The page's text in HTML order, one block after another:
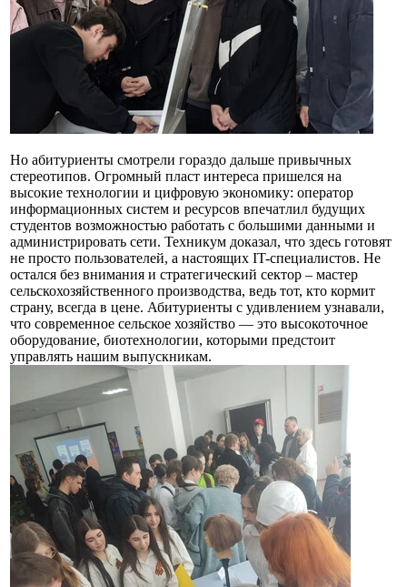
Но абитуриенты смотрели гораздо дальше привычных
стереотипов. Огромный пласт интереса пришелся на
высокие технологии и цифровую экономику: оператор
информационных систем и ресурсов впечатлил будущих
студентов возможностью работать с большими данными и
администрировать сети. Техникум доказал, что здесь готовят
не просто пользователей, а настоящих IT-специалистов. Не
остался без внимания и стратегический сектор – мастер
сельскохозяйственного производства, ведь тот, кто кормит
страну, всегда в цене. Абитуриенты с удивлением узнавали,
что современное сельское хозяйство — это высокоточное
оборудование, биотехнологии, которыми предстоит
управлять нашим выпускникам.